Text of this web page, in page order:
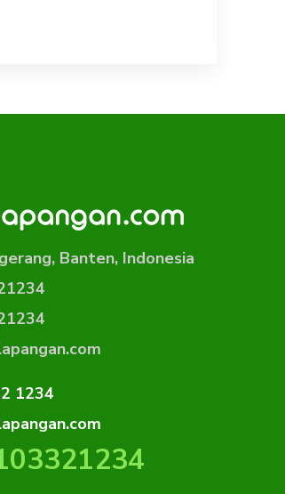
Banten, Indonesia
1234